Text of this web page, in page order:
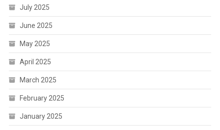
July 2025
June 2025
May 2025
April 2025
March 2025
February 2025
January 2025